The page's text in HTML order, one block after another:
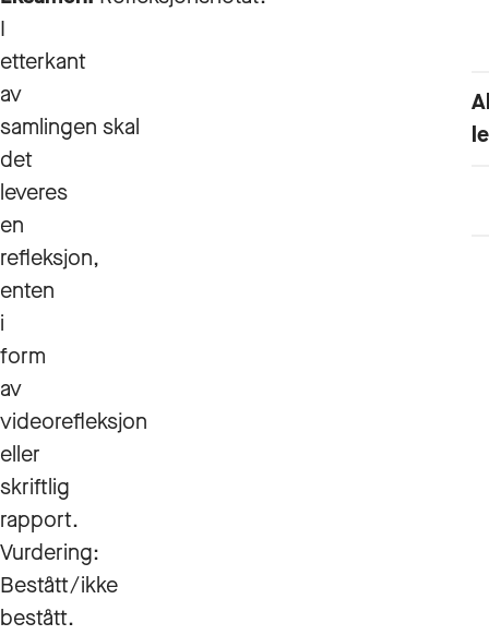
I
etterkant
av
samlingen skal
det
leveres
en
refleksjon,
enten
i
form
av
videorefleksjon
eller
skriftlig
rapport.
Vurdering:
Bestått/ikke
bestått.